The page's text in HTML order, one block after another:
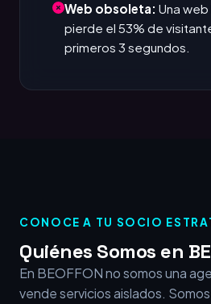
Web obsoleta: Una
pierde el 53% de
primeros 3 segundos.
CONOCE A TU SOCIO
Quiénes Somos en
En BEOFFON no somos una
vende servicios aislados.